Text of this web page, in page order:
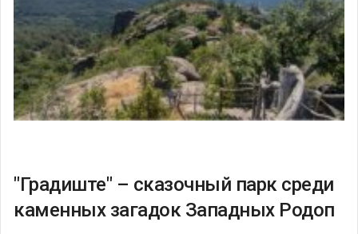
"Градиште" – сказочный парк среди
каменных загадок Западных Родоп